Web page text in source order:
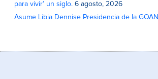
para vivir’ un siglo. 6 agosto, 2026
Asume Libia Dennise Presidencia de la GOAN